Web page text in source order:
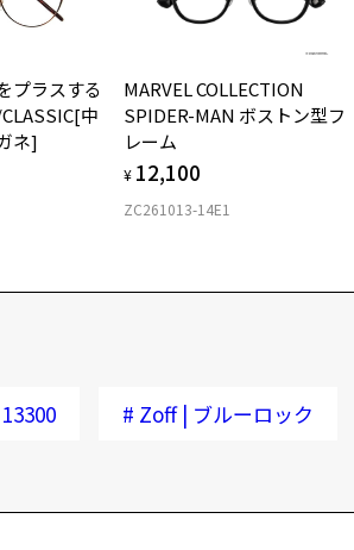
プラスする
中
ネ]
MARVEL COLLECTION
SPIDER-MAN ボストン型フ
レーム
¥ 12,100
ZC261013-14E1
# Zoff | ブルーロック